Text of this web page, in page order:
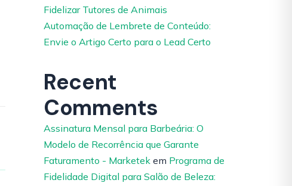
Fidelizar Tutores de Animais
Automação de Lembrete de Conteúdo:
Envie o Artigo Certo para o Lead Certo
Recent
Comments
Assinatura Mensal para Barbeária: O
Modelo de Recorrência que Garante
Faturamento - Marketek em Programa de
Fidelidade Digital para Salão de Beleza: